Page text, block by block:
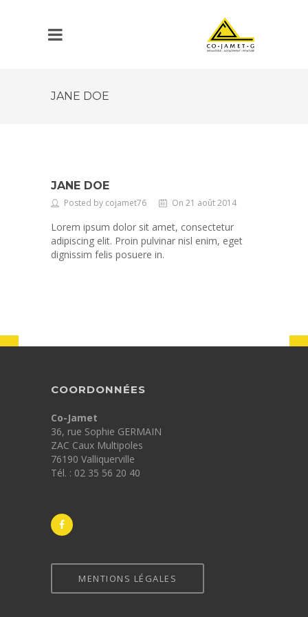
JANE DOE
JANE DOE
Posted by cojamet76 On 21 août 2014
Lorem ipsum dolor sit amet, consectetur
adipiscing elit. Proin pulvinar nisl enim, eget
dignissim felis posuere in.
COORDONNÉES
Co-Jamet
36, rue Sophie GERMAIN
ZAC Caux Multipoles
76190 Valliquerville
Tél. : 02 35 56 20 40
MENTIONS LÉGALES